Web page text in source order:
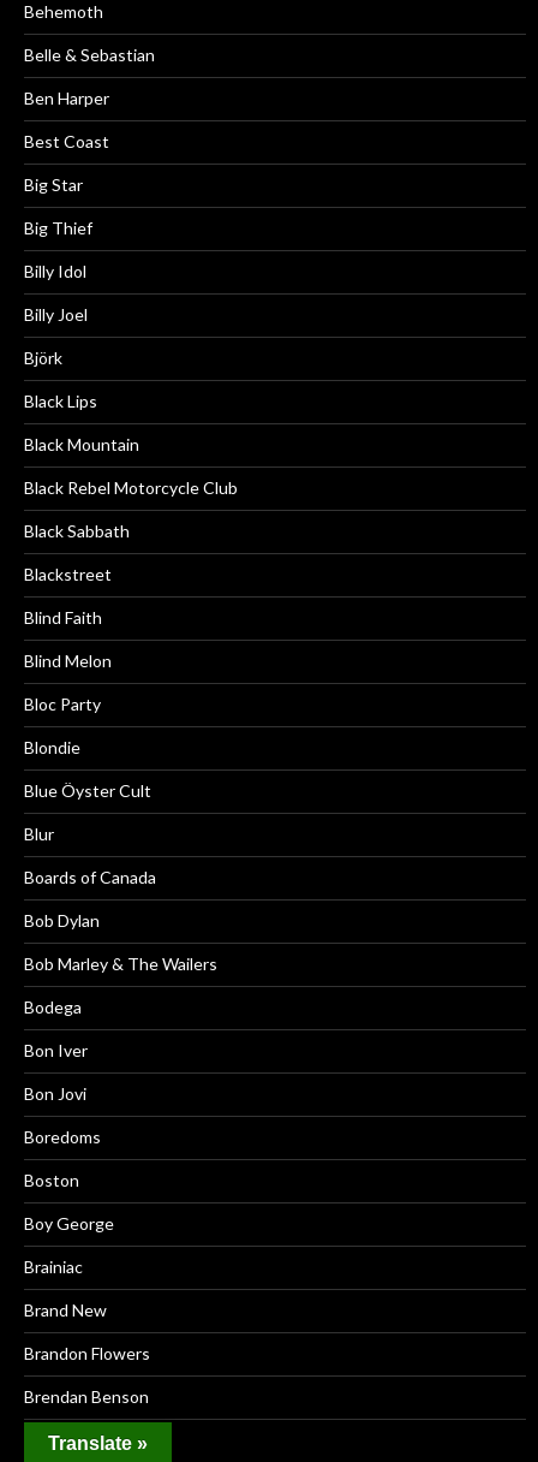
Behemoth
Belle & Sebastian
Ben Harper
Best Coast
Big Star
Big Thief
Billy Idol
Billy Joel
Björk
Black Lips
Black Mountain
Black Rebel Motorcycle Club
Black Sabbath
Blackstreet
Blind Faith
Blind Melon
Bloc Party
Blondie
Blue Öyster Cult
Blur
Boards of Canada
Bob Dylan
Bob Marley & The Wailers
Bodega
Bon Iver
Bon Jovi
Boredoms
Boston
Boy George
Brainiac
Brand New
Brandon Flowers
Brendan Benson
Brian Eno
Translate »